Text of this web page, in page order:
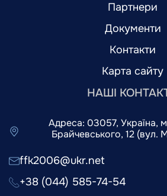
Партнери
Документи
Контакти
Карта сайту
НАШІ
Адреса: 03057, Україна,
Брайчевського, 12 (вул.
ffk2006@ukr.net
+38 (044) 585-74-54